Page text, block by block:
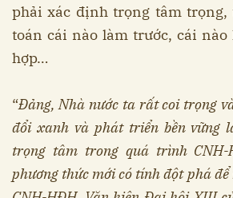
phải xác định trọng tâm
toán cái nào làm trước, cái nào
hợp…
“Đảng, Nhà nước ta rất coi trọng
đổi xanh và phát triển bền vững
trọng tâm trong quá trình
phương thức mới có tính đột phá